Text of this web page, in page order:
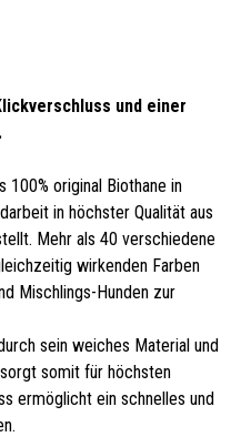
und einer
100% original Biothane in
in höchster Qualität aus
Mehr als 40 verschiedene
wirkenden Farben
Mischlings-Hunden zur
sein weiches Material und
somit für höchsten
ermöglicht ein schnelles und